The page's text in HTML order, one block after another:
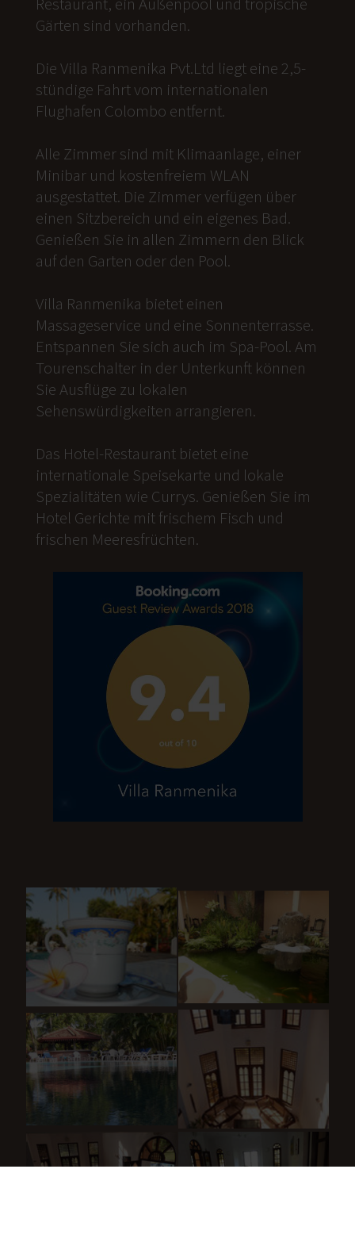
Gärten sind vorhanden.
Die Villa Ranmenika Pvt.Ltd liegt eine 2,5-
stündige Fahrt vom internationalen
Flughafen Colombo entfernt.
Alle Zimmer sind mit Klimaanlage, einer
Minibar und kostenfreiem WLAN
ausgestattet. Die Zimmer verfügen über
einen Sitzbereich und ein eigenes Bad.
Genießen Sie in allen Zimmern den Blick
auf den Garten oder den Pool.
Villa Ranmenika bietet einen
Massageservice und eine Sonnenterrasse.
Entspannen Sie sich auch im Spa-Pool. Am
Tourenschalter in der Unterkunft können
Sie Ausflüge zu lokalen
Sehenswürdigkeiten arrangieren.
Das Hotel-Restaurant bietet eine
internationale Speisekarte und lokale
Spezialitäten wie Currys. Genießen Sie im
Hotel Gerichte mit frischem Fisch und
frischen Meeresfrüchten.